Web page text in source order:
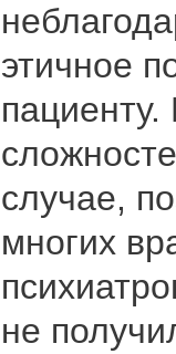
этичное
случае,
многих
не